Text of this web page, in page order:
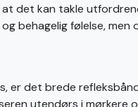
det kan takle
behagelig følelse, men
er det brede
utendørs i mørkere